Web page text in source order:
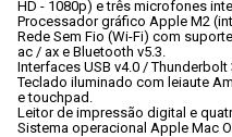
HD - 1080p) e três microfones
Processador gráfico Apple M2
Rede Sem Fio (Wi-Fi) com
ac / ax e Bluetooth v5.3.
Interfaces USB v4.0 / Thunderbolt
Teclado iluminado com leiaute
e touchpad.
Leitor de impressão digital e
Sistema operacional Apple Mac